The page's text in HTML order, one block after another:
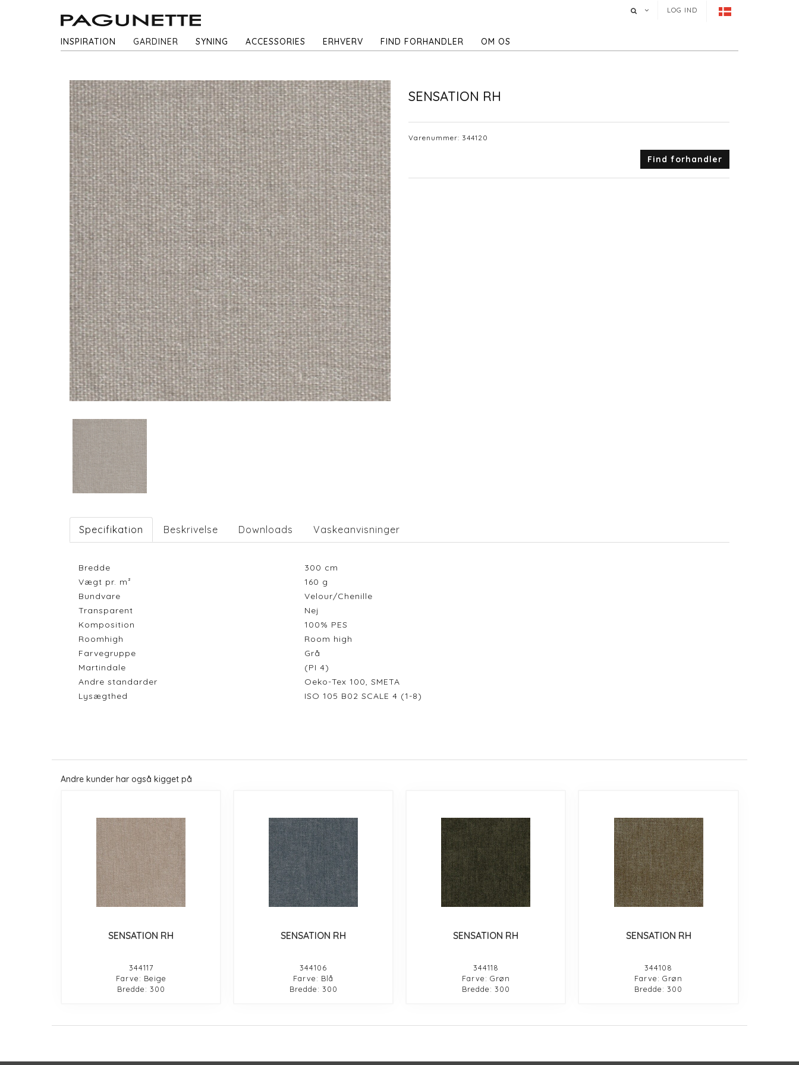
LOG IND
INSPIRATION GARDINER SYNING ACCESSORIES ERHVERV FIND FORHANDLER OM OS
SENSATION RH
Varenummer: 344120
Find forhandler
Specifikation Beskrivelse Downloads Vaskeanvisninger
Bredde 300 cm
Vægt pr. m²
160 g
Bundvare
Velour/Chenille
Transparent
Nej
Komposition
100% PES
Roomhigh
Room high
Farvegruppe
Grå
Martindale
(PI 4)
Andre standarder
Oeko-Tex 100, SMETA
Lysægthed
ISO 105 B02 SCALE 4 (1-8)
Andre kunder har også kigget på
SENSATION RH
344117
Farve: Beige
Bredde: 300
SENSATION RH
344106
Farve: Blå
Bredde: 300
SENSATION RH
344118
Farve: Grøn
Bredde: 300
SENSATION RH
344108
Farve: Grøn
Bredde: 300